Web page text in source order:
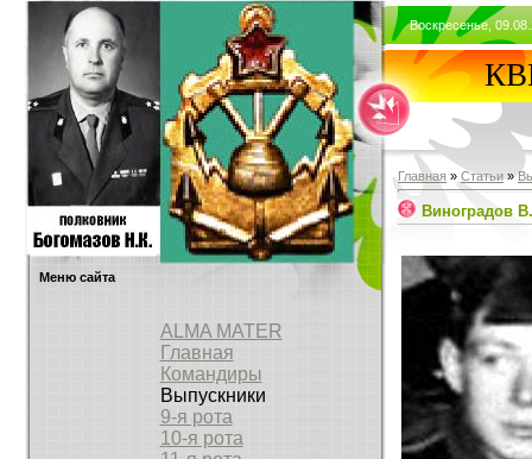
Меню сайта
ALMA MATER
Главная
Командиры
Выпускники
9-я рота
10-я рота
Воскресенье,
Главная » Статьи »
Виноградов